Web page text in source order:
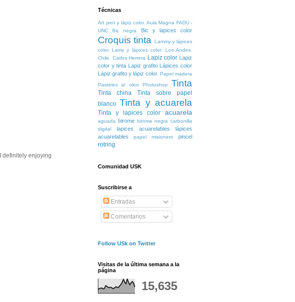
definitely enjoying
Técnicas
Art pen y lápiz color. Aula Magna FADU -
UNC
Bic negra Bic y lapices color
Croquis tinta
Lammy y lápices
color
Lamy y lápices color. Los Andes.
Chile. Carlos Herrera Lapiz color
Lapiz
color y tinta
Lapiz grafito
Lápices color
Lápiz grafito y lápiz color. Papel madera
Pasteles al oleo
Photoshop Tinta
Tinta china
Tinta sobre papel
blanco Tinta y acuarela
Tinta y lapices color acuarela
aguada birome birome negra carbonilla
digital
lapices acuarelables
lápices
acuarelables
papel misionero pincel
rotring
Comunidad USK
Suscribirse a
Entradas
Comentarios
Follow USk on Twitter
Visitas de la última semana a la
página
15,635